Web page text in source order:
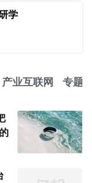
学
产业互联网 专题